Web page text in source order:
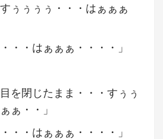
ぅぅぅぅ・・・はぁぁぁ
・・はぁぁぁ・・・・」
を閉じたまま・・・すぅぅ
ぁ・・」
・・はぁぁぁ・・・・」